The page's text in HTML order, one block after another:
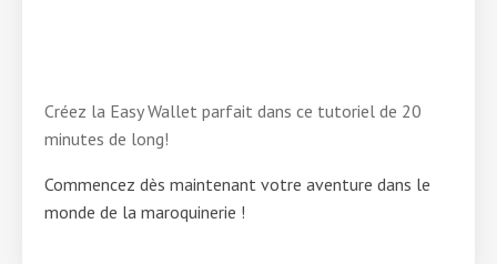
Créez la Easy Wallet parfait dans ce tutoriel de 20
minutes de long!
Commencez dès maintenant votre aventure dans le
monde de la maroquinerie !